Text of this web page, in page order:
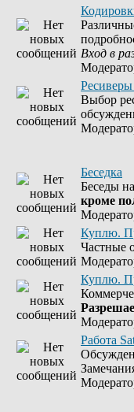
Вход в
Выбор
Беседка
Беседы
кроме
Куплю.
Частные
Куплю.
Работа